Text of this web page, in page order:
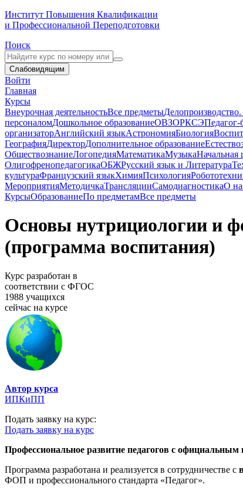
Институт Повышения Квалификации
и Профессиональной Переподготовки
Поиск
Слабовидящим
Войти
Главная
Курсы
Внеурочная деятельностьВсе предметы
персоналомДошкольное образованиеОВЗОРКСЭПедагог-
организаторАнглийский языкАстрономияБиология
ГеографияДиректорДополнительное образование
ОбществознаниеЛогопедияМатематикаМузыкаНачальная
ОлигофренопедагогикаОБЖРусский язык и Литература
культураФранцузский языкХимияПсихология
МероприятияМетодичкаТрансляцииСамодиагностикаО
КурсыОбразованиеПо предметамВсе предметы
Основы нутрициологии и
(программа воспитания)
Курс разработан в
соответствии с ФГОС
1988 учащихся
сейчас на курсе
Автор курса
ИПКиПП
Подать заявку на курс:
Подать заявку на курс
Профессиональное развитие педагогов с
Программа разработана и реализуется в сотрудничестве с
ФОП и профессионального стандарта «Педагог».